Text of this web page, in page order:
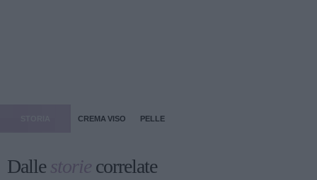
CREMA VISO PELLE
Dallestorie correlate